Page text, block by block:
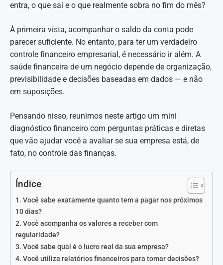
entra, o que sai e o que realmente sobra no fim do mês?
À primeira vista, acompanhar o saldo da conta pode
parecer suficiente. No entanto, para ter um verdadeiro
controle financeiro empresarial, é necessário ir além. A
saúde financeira de um negócio depende de organização,
previsibilidade e decisões baseadas em dados — e não
em suposições.
Pensando nisso, reunimos neste artigo um mini
diagnóstico financeiro com perguntas práticas e diretas
que vão ajudar você a avaliar se sua empresa está, de
fato, no controle das finanças.
Índice
1. Você sabe exatamente quanto tem a pagar nos próximos
10 dias?
2. Você acompanha os valores a receber com
regularidade?
3. Você sabe qual é o lucro real da sua empresa?
4. Você utiliza relatórios financeiros para tomar decisões?